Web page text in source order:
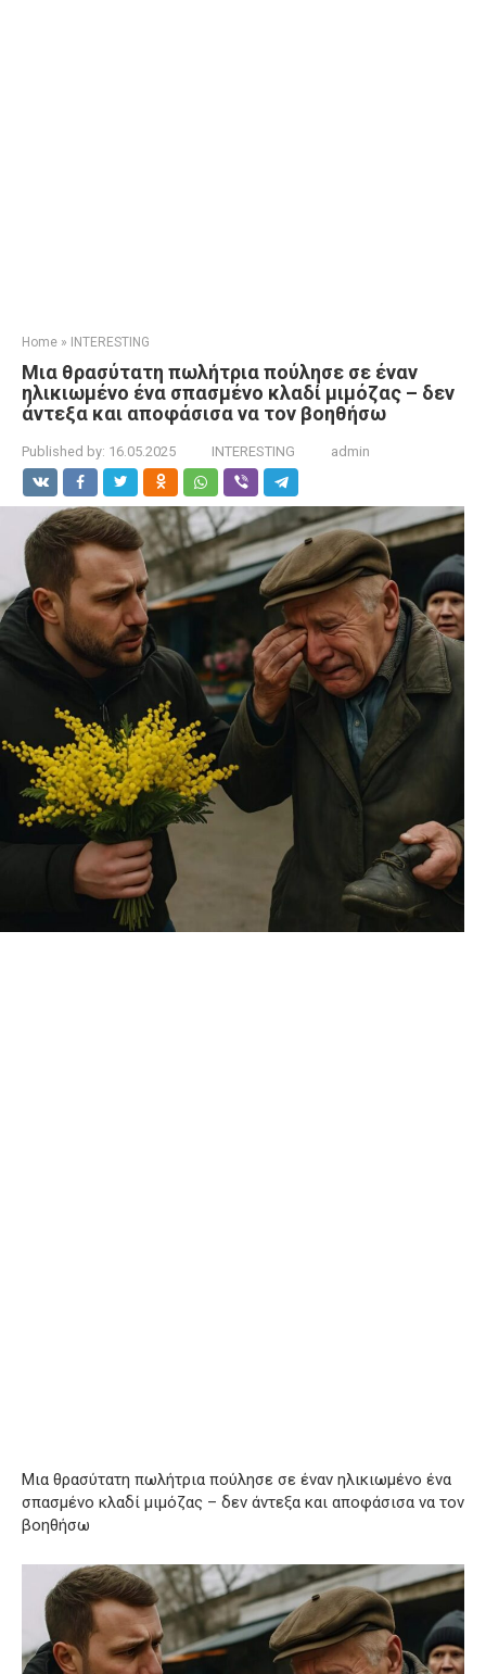
Home » INTERESTING
Μια θρασύτατη πωλήτρια πούλησε σε έναν
ηλικιωμένο ένα σπασμένο κλαδί μιμόζας – δεν
άντεξα και αποφάσισα να τον βοηθήσω
Published by: 16.05.2025 INTERESTING admin
Μια θρασύτατη πωλήτρια πούλησε σε έναν ηλικιωμένο ένα
σπασμένο κλαδί μιμόζας – δεν άντεξα και αποφάσισα να τον
βοηθήσω